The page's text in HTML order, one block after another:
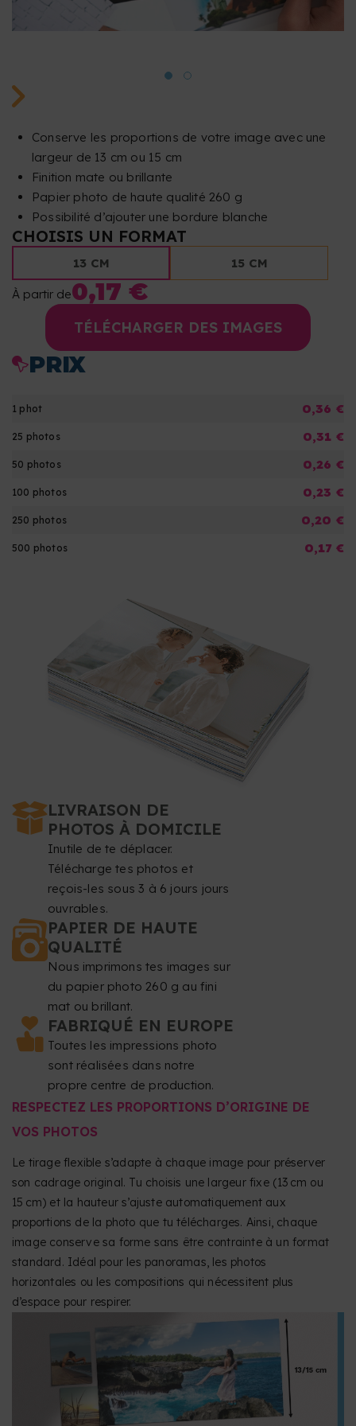
Conserve les proportions de votre image avec une
largeur de 13 cm ou 15 cm
Finition mate ou brillante
Papier photo de haute qualité 260 g
Possibilité d’ajouter une bordure blanche
CHOISIS UN FORMAT
13 CM 15 CM
À partir de0,17 €
TÉLÉCHARGER DES IMAGES
PRIX
1 phot 0,36 €
25 photos 0,31 €
50 photos 0,26 €
100 photos 0,23 €
250 photos 0,20 €
500 photos 0,17 €
LIVRAISON DE
PHOTOS À DOMICILE
Inutile de te déplacer.
Télécharge tes photos et
reçois-les sous 3 à 6 jours jours
ouvrables.
PAPIER DE HAUTE
QUALITÉ
Nous imprimons tes images sur
du papier photo 260 g au fini
mat ou brillant.
FABRIQUÉ EN EUROPE
Toutes les impressions photo
sont réalisées dans notre
propre centre de production.
RESPECTEZ LES PROPORTIONS D’ORIGINE DE
VOS PHOTOS
Le tirage flexible s’adapte à chaque image pour préserver
son cadrage original. Tu choisis une largeur fixe (13 cm ou
15 cm) et la hauteur s’ajuste automatiquement aux
proportions de la photo que tu télécharges. Ainsi, chaque
image conserve sa forme sans être contrainte à un format
standard. Idéal pour les panoramas, les photos
horizontales ou les compositions qui nécessitent plus
d’espace pour respirer.